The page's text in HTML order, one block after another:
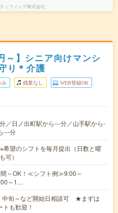
ッフィング株式会社
～】シニア向けマンシ
り＊介護
み 残業なし WEB登録OK
／日ノ出町駅から---分／山手駅から-
---分
望のシフトを毎月提出（日数と曜
可）
～OK！≪シフト例≫9:00～
～1…
中旬～など開始日相談可 ★まずは
も歓迎！